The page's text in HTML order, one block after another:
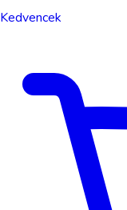
Kedvencek